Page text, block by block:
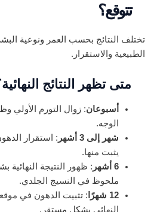
تتوقع؟
تختلف النتائج بحسب العمر ونوعية
الطبيعية والاستقرار.
متى تظهر النتائج
أسبوعان: زوال التورم الأولي
الوجه.
شهر إلى 3 أشهر
: استقرار
يثبت منها.
6 أشهر
: ظهور النتيجة
ملحوظ في النسيج الجلدي.
12 شهرًا
: تثبيت الدهون في
النهائي بشكل مستقر.